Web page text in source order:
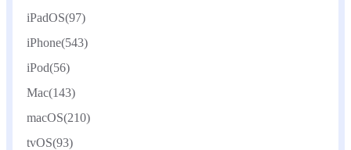
iPadOS(97)
iPhone(543)
iPod(56)
Mac(143)
macOS(210)
tvOS(93)